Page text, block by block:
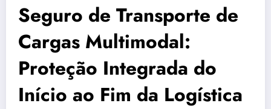
Seguro de Transporte de
Cargas Multimodal:
Proteção Integrada do
Início ao Fim da Logística